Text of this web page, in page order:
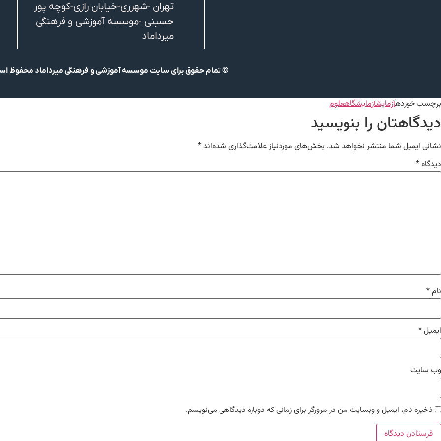
تهران -شهرری-خیابان رازی-کوچه پور
حسینی -موسسه آموزشی و فرهنگی
میرداماد
© تمام حقوق برای سایت موسسه آموزشی و فرهنگی میرداماد محفوظ
برچسب خوردهآزمایشآزمایشگاهعلوم
دیدگاهتان را بنویسید
نشانی ایمیل شما منتشر نخواهد شد. بخش‌های موردنیاز علامت‌گذاری شده‌اند*
دیدگاه*
نام*
ایمیل*
وب‌ سایت
ذخیره نام، ایمیل و وبسایت من در مرورگر برای زمانی که دوباره دیدگاهی می‌نویسم.